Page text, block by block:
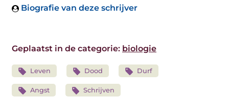
Biografie van deze schrijver
Geplaatst in de categorie: biologie
Leven Dood Durf
Angst Schrijven